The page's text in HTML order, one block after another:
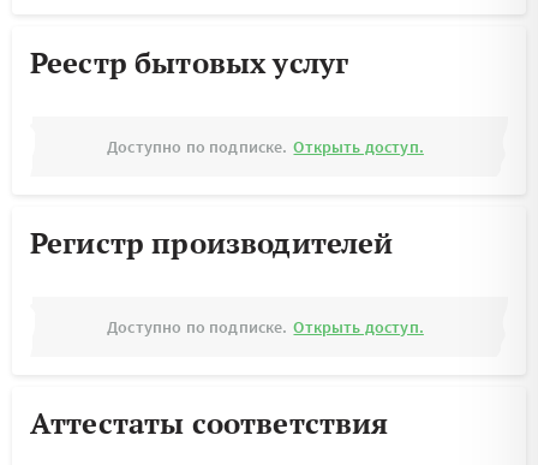
Реестр бытовых услуг
Доступно по подписке. Открыть доступ.
Регистр производителей
Доступно по подписке. Открыть доступ.
Аттестаты соответствия